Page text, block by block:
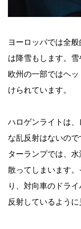
ヨーロッパでは全
は降雪もします。雪
欧州の一部ではヘ
けられています。
ハロゲンライトは
な乱反射はないの
ターランプでは、
散ってしまいます
り、対向車のドラ
反射しているように